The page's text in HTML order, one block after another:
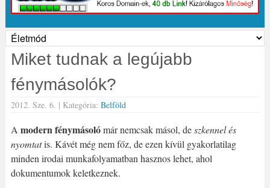
Miket tudnak a legújabb
fénymásolók?
2012. Sze. 6. | Kategória: Belföld
A modern fénymásolómár nemcsak másol, deszkennel és
nyomtatis. Kávét még nem főz, de ezen kívül gyakorlatilag
minden irodai munkafolyamatban hasznos lehet, ahol
dokumentumok keletkeznek.